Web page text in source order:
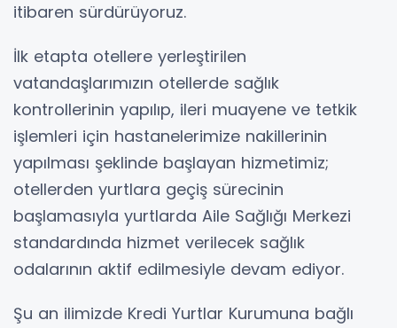
itibaren sürdürüyoruz.
İlk etapta otellere yerleştirilen
vatandaşlarımızın otellerde sağlık
kontrollerinin yapılıp, ileri muayene ve tetkik
işlemleri için hastanelerimize nakillerinin
yapılması şeklinde başlayan hizmetimiz;
otellerden yurtlara geçiş sürecinin
başlamasıyla yurtlarda Aile Sağlığı Merkezi
standardında hizmet verilecek sağlık
odalarının aktif edilmesiyle devam ediyor.
Şu an ilimizde Kredi Yurtlar Kurumuna bağlı